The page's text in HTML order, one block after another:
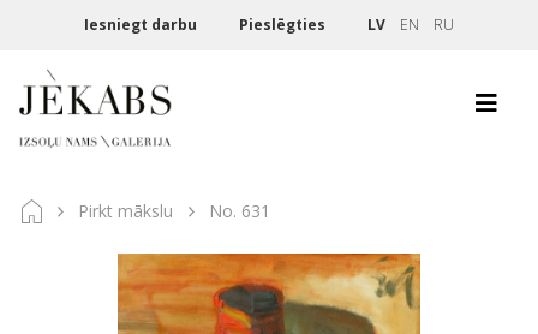
Iesniegt darbu Pieslēgties LV EN RU
Pirkt mākslu No. 631